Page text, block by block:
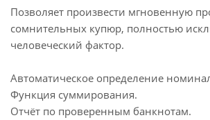
Позволяет произвести мгновенную
сомнительных купюр, полностью
человеческий фактор.
Автоматическое определение
Функция суммирования.
Отчёт по проверенным банкнотам.